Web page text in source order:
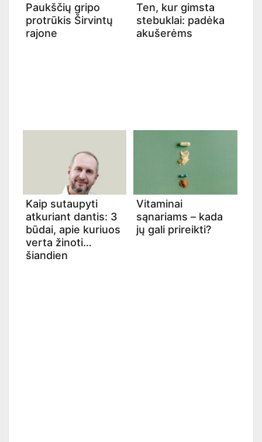
Paukščių gripo
protrūkis Širvintų
rajone
Ten, kur gimsta
stebuklai: padėka
akušerėms
Kaip sutaupyti
atkuriant dantis: 3
būdai, apie kuriuos
verta žinoti
šiandien
Vitaminai
sąnariams – kada
jų gali prireikti?